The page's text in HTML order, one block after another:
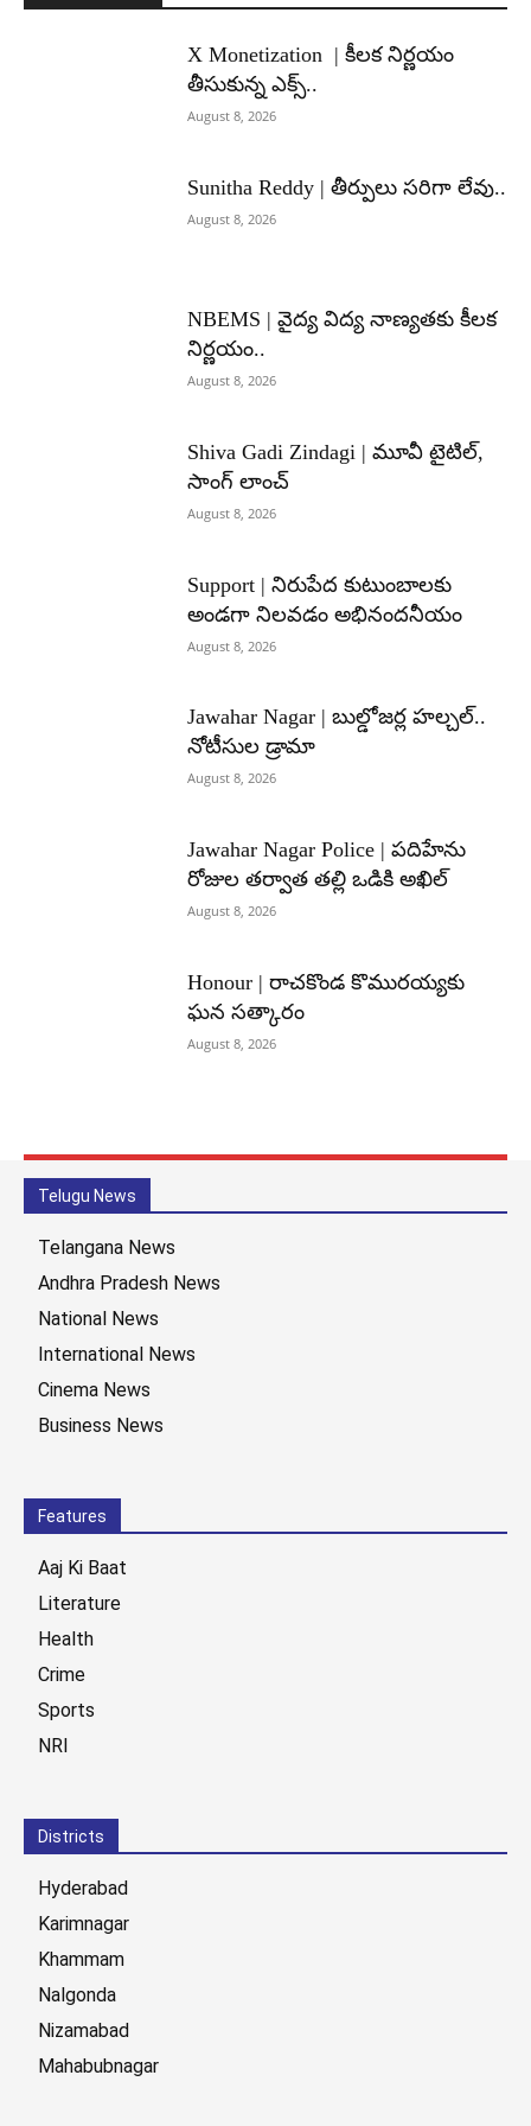
X Monetization | కీలక నిర్ణయం
తీసుకున్న ఎక్స్..
August 8, 2026
Sunitha Reddy | తీర్పులు సరిగా లేవు..
August 8, 2026
NBEMS | వైద్య విద్య నాణ్యతకు కీలక
నిర్ణయం..
August 8, 2026
Shiva Gadi Zindagi | మూవీ టైటిల్,
సాంగ్ లాంచ్
August 8, 2026
Support | నిరుపేద కుటుంబాలకు
అండగా నిలవడం అభినందనీయం
August 8, 2026
Jawahar Nagar | బుల్డోజర్ల హల్చల్..
నోటీసుల డ్రామా
August 8, 2026
Jawahar Nagar Police | పదిహేను
రోజుల తర్వాత తల్లి ఒడికి అఖిల్
August 8, 2026
Honour | రాచకొండ కొమురయ్యకు
ఘన సత్కారం
August 8, 2026
Telugu News
Telangana News
Andhra Pradesh News
National News
International News
Cinema News
Business News
Features
Aaj Ki Baat
Literature
Health
Crime
Sports
NRI
Districts
Hyderabad
Karimnagar
Khammam
Nalgonda
Nizamabad
Mahabubnagar